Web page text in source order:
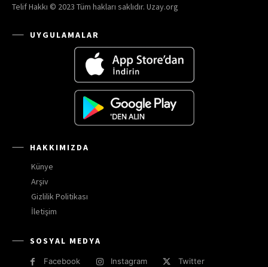
Telif Hakkı © 2023 Tüm hakları saklıdır. Uzay.org
UYGULAMALAR
HAKKIMIZDA
Künye
Arşiv
Gizlilik Politikası
İletişim
SOSYAL MEDYA
Facebook Instagram Twitter